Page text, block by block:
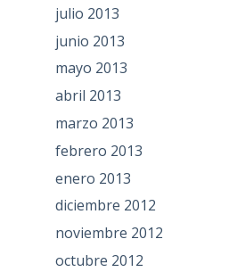
julio 2013
junio 2013
mayo 2013
abril 2013
marzo 2013
febrero 2013
enero 2013
diciembre 2012
noviembre 2012
octubre 2012